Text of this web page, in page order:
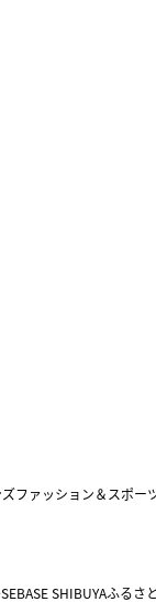
ファッション＆スポー
SHIBUYAふるさ